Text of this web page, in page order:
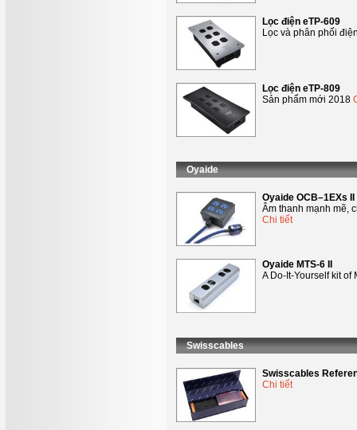
Lọc điện eTP-609
Lọc và phân phối
Lọc điện eTP-809
Sản phẩm mới 2018
Oyaide
Oyaide OCB–1EXs II
Âm thanh mạnh mẽ,
Chi tiết
Oyaide MTS-6 II
A Do-It-Yourself kit
Swisscables
Swisscables
Chi tiết